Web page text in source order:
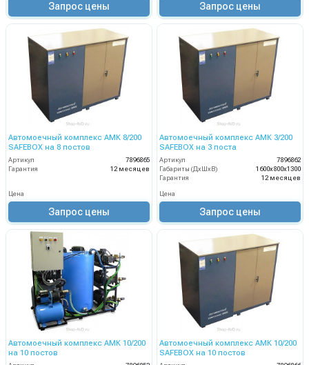
Запрос цены Запрос цены
Автомоечный комплекс АМК 8/200
SAFEBOX на 8 постов
Артикул
7896865
Гарантия
12 месяцев
Цена
Запрос цены
Автомоечный комплекс АМК 3/200
SAFEBOX на 3 поста
Артикул
7896862
Габариты (ДхШхВ)
1600х800х1300
Гарантия
12 месяцев
Цена
Запрос цены
Автомоечный комплекс АМК 10/200
на 10 постов
Автомоечный комплекс АМК 10/200
SAFEBOX на 10 постов